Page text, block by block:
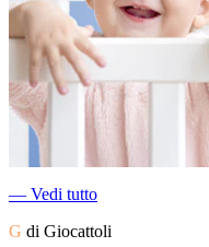
― Vedi tutto
G di Giocattoli